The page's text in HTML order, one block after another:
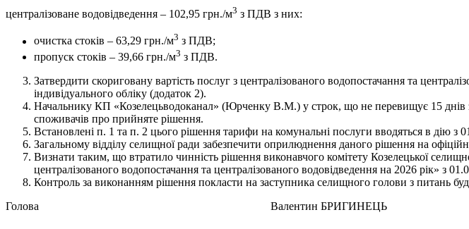
централізоване водовідведення – 102,95 грн./м3 з ПДВ з них:
очистка стоків – 63,29 грн./м3 з ПДВ;
пропуск стоків – 39,66 грн./м3 з ПДВ.
Затвердити скориговану вартість послуг з централізованого водопостачання та
індивідуального обліку (додаток 2).
Начальнику КП «Козелецьводоканал» (Юрченку В.М.) у строк, що не перевищує 15 днів
споживачів про прийняте рішення.
Встановлені п. 1 та п. 2 цього рішення тарифи на комунальні послуги вводяться в дію з
Загальному відділу селищної ради забезпечити оприлюднення даного рішення на
Визнати таким, що втратило чинність рішення виконавчого комітету Козелецької
централізованого водопостачання та централізованого водовідведення на 2026 рік» з
Контроль за виконанням рішення покласти на заступника селищного голови з питань
Голова Валентин БРИГИНЕЦЬ